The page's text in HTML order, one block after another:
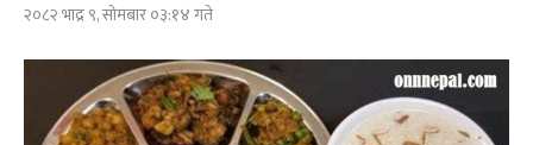
२०८२ भाद्र ९, सोमबार ०३:१४ गते